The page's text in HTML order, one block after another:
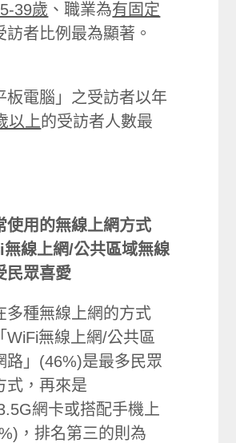
39歲 、職業為有固定
訪者比例最為顯著。
板電腦」之受訪者以年
以上的受訪者人數最
使用的無線上網方式
線上網/公共區域無線
民眾喜愛
種無線上網的方式
WiFi無線上網/公共區
路」(46%)是最多民眾
式，再來是
網卡或搭配手機上
，排名第三的則為